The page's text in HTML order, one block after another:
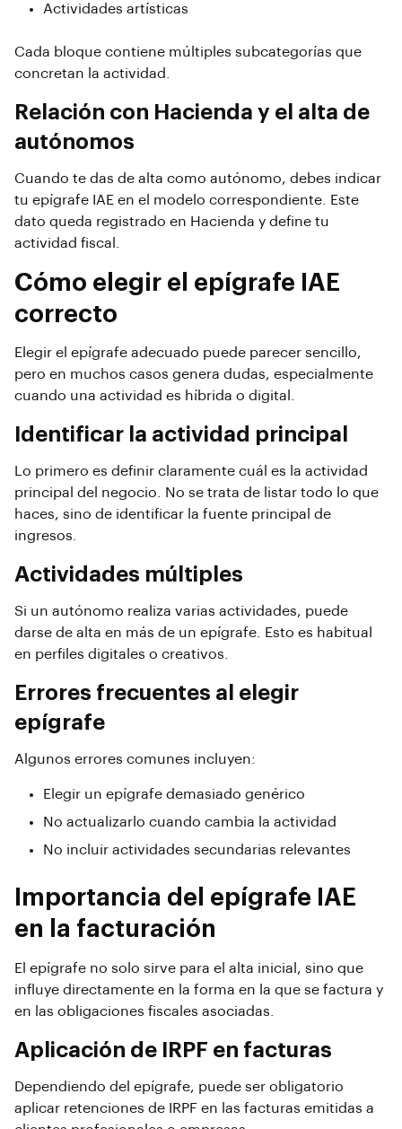
Actividades artísticas
Cada bloque contiene múltiples subcategorías que
concretan la actividad.
Relación con Hacienda y el alta de
autónomos
Cuando te das de alta como autónomo, debes indicar
tu epígrafe IAE en el modelo correspondiente. Este
dato queda registrado en Hacienda y define tu
actividad fiscal.
Cómo elegir el epígrafe IAE
correcto
Elegir el epígrafe adecuado puede parecer sencillo,
pero en muchos casos genera dudas, especialmente
cuando una actividad es híbrida o digital.
Identificar la actividad principal
Lo primero es definir claramente cuál es la actividad
principal del negocio. No se trata de listar todo lo que
haces, sino de identificar la fuente principal de
ingresos.
Actividades múltiples
Si un autónomo realiza varias actividades, puede
darse de alta en más de un epígrafe. Esto es habitual
en perfiles digitales o creativos.
Errores frecuentes al elegir
epígrafe
Algunos errores comunes incluyen:
Elegir un epígrafe demasiado genérico
No actualizarlo cuando cambia la actividad
No incluir actividades secundarias relevantes
Importancia del epígrafe IAE
en la facturación
El epígrafe no solo sirve para el alta inicial, sino que
influye directamente en la forma en la que se factura y
en las obligaciones fiscales asociadas.
Aplicación de IRPF en facturas
Dependiendo del epígrafe, puede ser obligatorio
aplicar retenciones de IRPF en las facturas emitidas a